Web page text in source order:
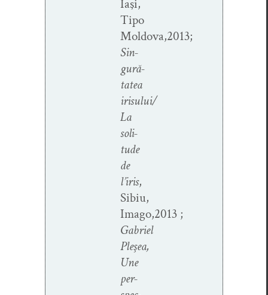
Iaşi,
Tipo
Moldova,2013;
Sin­
gură­
tatea
irisului/
La
soli­
tude
de
l’iris,
Sibiu,
Imago,2013 ;
Gabriel
Pleşea,
Une
per­